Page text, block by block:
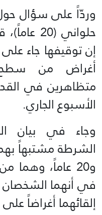
وردّاً على سؤال حول
حلواني
إن توقيفها جاء
أغراض من سطح
متظاهرين في
الأسبوع الجاري.
وجاء في بيان
و20 عاماً،
في أنهما الشخصان
إلقائهما أغراضاً